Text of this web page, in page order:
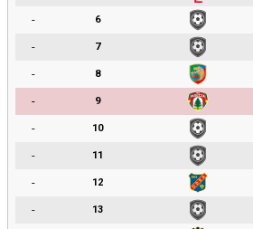
-
6
-
7
-
8
-
9
-
10
-
11
-
12
-
13